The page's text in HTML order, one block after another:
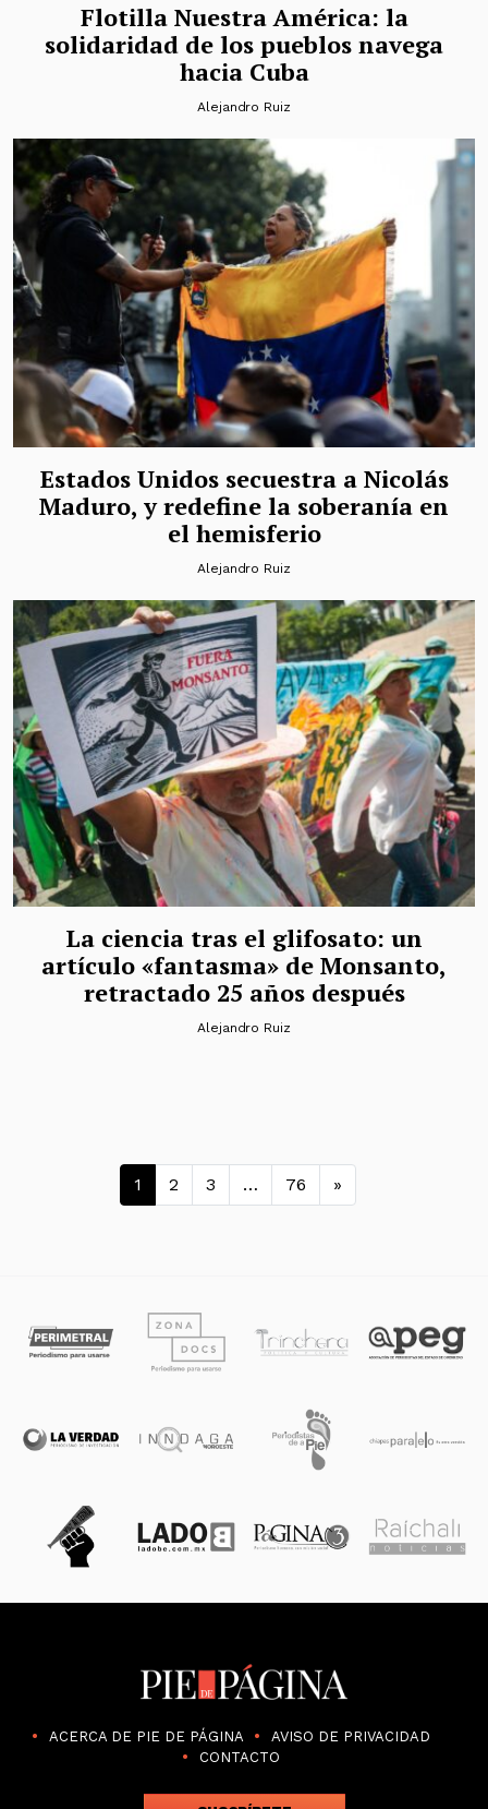
Flotilla Nuestra América: la
solidaridad de los pueblos navega
hacia Cuba
Alejandro Ruiz
Estados Unidos secuestra a Nicolás
Maduro, y redefine la soberanía en
el hemisferio
Alejandro Ruiz
La ciencia tras el glifosato: un
artículo «fantasma» de Monsanto,
retractado 25 años después
Alejandro Ruiz
Navegación de entradas
1 2 3 … 76 »
ACERCA DE PIE DE PÁGINA
AVISO DE PRIVACIDAD
CONTACTO